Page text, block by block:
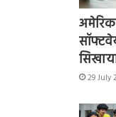
29 July